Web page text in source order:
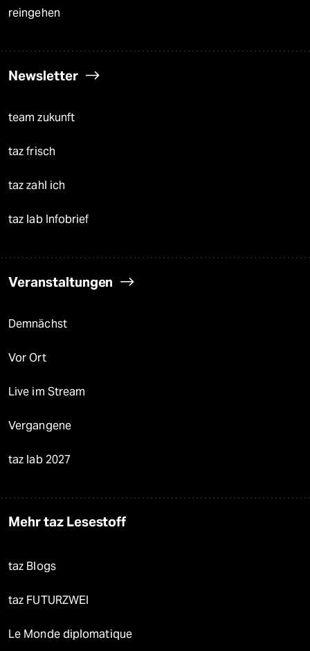
reingehen
Newsletter
team zukunft
taz frisch
taz zahl ich
taz lab Infobrief
Veranstaltungen
Demnächst
Vor Ort
Live im Stream
Vergangene
taz lab 2027
Mehr taz Lesestoff
taz Blogs
taz FUTURZWEI
Le Monde diplomatique